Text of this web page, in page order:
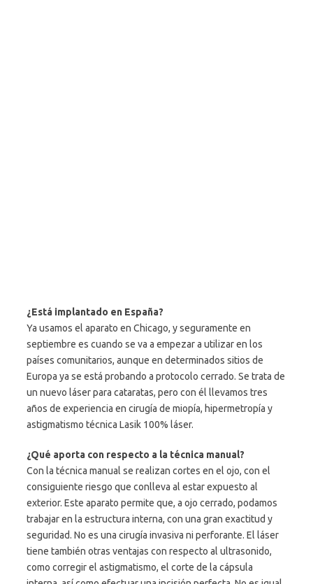
¿Está implantado en España?
Ya usamos el aparato en Chicago, y seguramente en
septiembre es cuando se va a empezar a utilizar en los
países comunitarios, aunque en determinados sitios de
Europa ya se está probando a protocolo cerrado. Se trata de
un nuevo láser para cataratas, pero con él llevamos tres
años de experiencia en cirugía de miopía, hipermetropía y
astigmatismo técnica Lasik 100% láser.
¿Qué aporta con respecto a la técnica manual?
Con la técnica manual se realizan cortes en el ojo, con el
consiguiente riesgo que conlleva al estar expuesto al
exterior. Este aparato permite que, a ojo cerrado, podamos
trabajar en la estructura interna, con una gran exactitud y
seguridad. No es una cirugía invasiva ni perforante. El láser
tiene también otras ventajas con respecto al ultrasonido,
como corregir el astigmatismo, el corte de la cápsula